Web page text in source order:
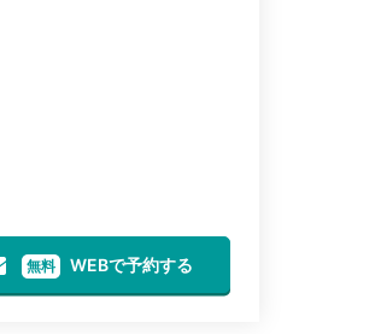
無料 WEBで予約する